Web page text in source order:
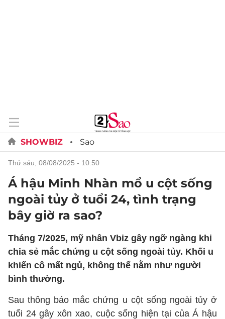
SHOWBIZ Sao
thứ sáu, 08/08/2025 - 10:50
Á hậu Minh Nhàn mổ u cột sống
ngoài tủy ở tuổi 24, tình trạng
bây giờ ra sao?
Tháng 7/2025, mỹ nhân Vbiz gây ngỡ ngàng khi
chia sẻ mắc chứng u cột sống ngoài tủy. Khối u
khiến cô mất ngủ, không thể nằm như người
bình thường.
Sau thông báo mắc chứng u cột sống ngoài tủy ở
tuổi 24 gây xôn xao, cuộc sống hiện tại của Á hậu